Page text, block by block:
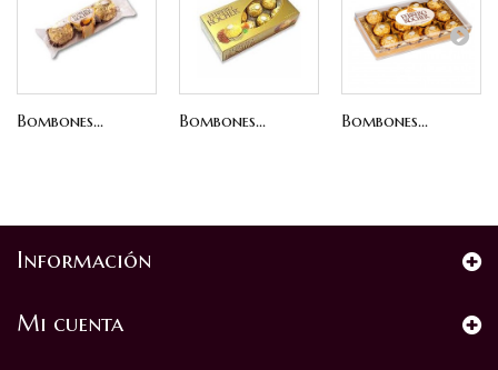
Bombones... Bombones... Bombones...
Información
Mi cuenta